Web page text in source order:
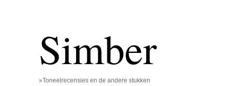
Simber
»Toneelrecensies en de andere stukken